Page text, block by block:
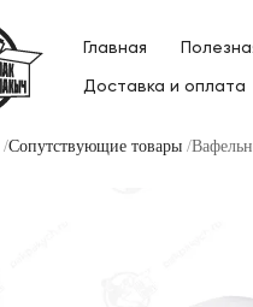
Главная
Доставка и оплата
Сопутствующие товары